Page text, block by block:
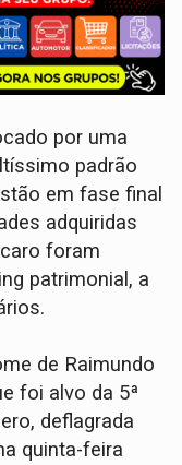
por uma
padrão
em fase final
adquiridas
foram
patrimonial, a
de Raimundo
foi alvo da 5ª
deflagrada
quinta-feira